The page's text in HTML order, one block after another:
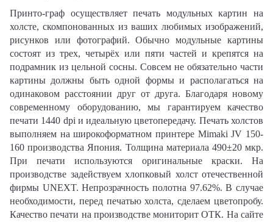
Принто-граф осуществляет печать модульных картин на
холсте, скомпонованных из ваших любимых изображений,
рисунков или фотографий. Обычно модульные картины
состоят из трех, четырёх или пяти частей и крепятся на
подрамник из цельной сосны. Совсем не обязательно части
картины должны быть одной формы и располагаться на
одинаковом расстоянии друг от друга. Благодаря новому
современному оборудованию, мы гарантируем качество
печати 1440 dpi и идеальную цветопередачу. Печать холстов
выполняем на широкоформатном принтере Mimaki JV 150-
160 производства Япония. Толщина материала 490±20 мкр.
При печати используются оригинальные краски. На
производстве задействуем хлопковый холст отечественной
фирмы UNEXT. Непрозрачность полотна 97.62%. В случае
необходимости, перед печатью холста, сделаем цветопробу.
Качество печати на производстве мониторит ОТК. На сайте